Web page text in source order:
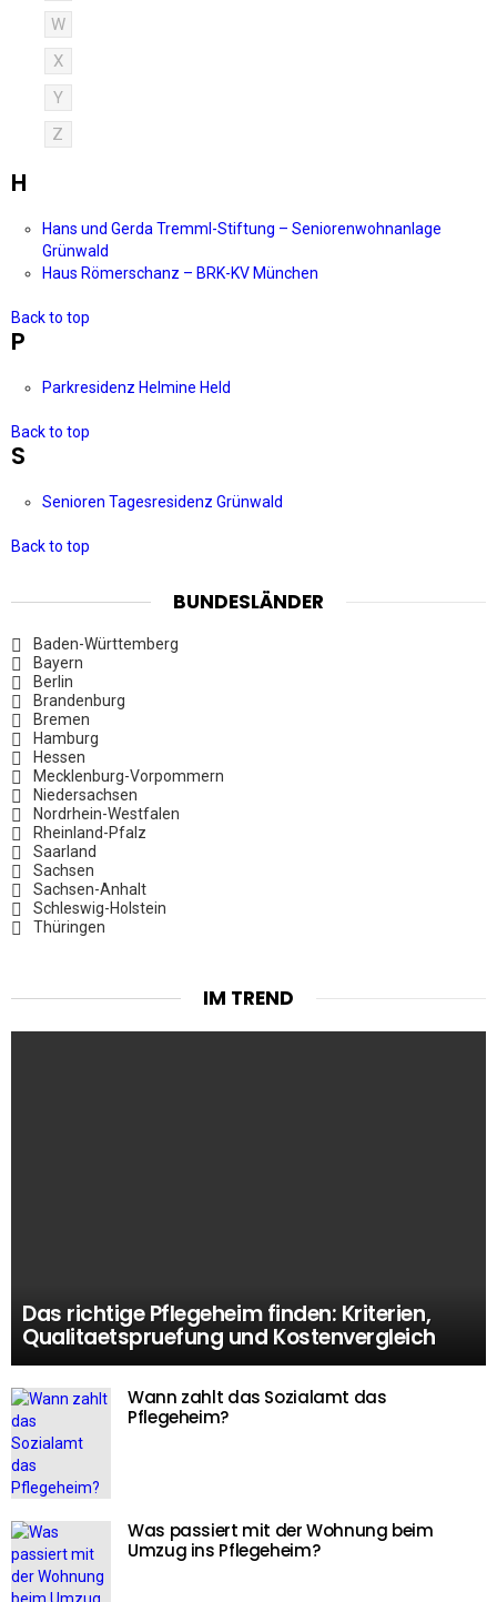
W
X
Y
Z
H
Hans und Gerda Tremml-Stiftung – Seniorenwohnanlage
Grünwald
Haus Römerschanz – BRK-KV München
Back to top
P
Parkresidenz Helmine Held
Back to top
S
Senioren Tagesresidenz Grünwald
Back to top
BUNDESLÄNDER
Baden-Württemberg
Bayern
Berlin
Brandenburg
Bremen
Hamburg
Hessen
Mecklenburg-Vorpommern
Niedersachsen
Nordrhein-Westfalen
Rheinland-Pfalz
Saarland
Sachsen
Sachsen-Anhalt
Schleswig-Holstein
Thüringen
IM TREND
Das richtige Pflegeheim finden: Kriterien,
Qualitaetspruefung und Kostenvergleich
Wann zahlt das Sozialamt das
Pflegeheim?
Was passiert mit der Wohnung beim
Umzug ins Pflegeheim?